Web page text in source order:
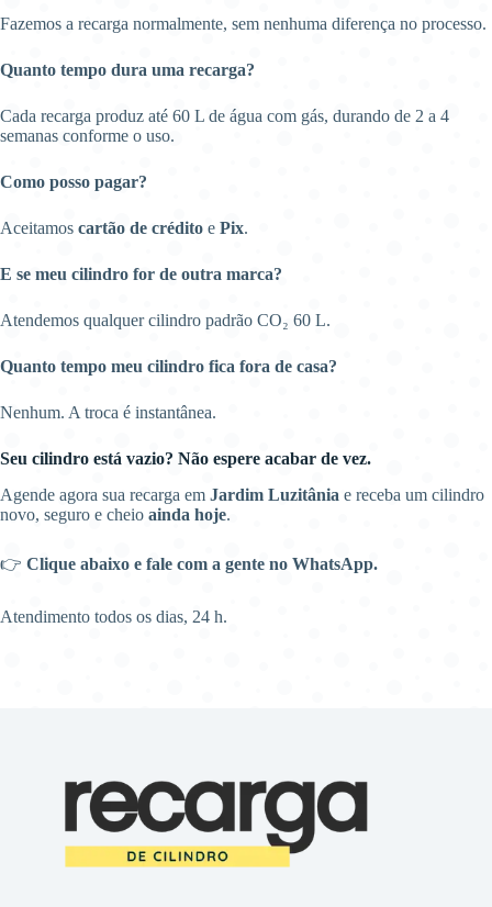
Fazemos a recarga normalmente, sem nenhuma diferença no processo.
Quanto tempo dura uma recarga?
Cada recarga produz até 60 L de água com gás, durando de 2 a 4
semanas conforme o uso.
Como posso pagar?
Aceitamos cartão de crédito e Pix.
E se meu cilindro for de outra marca?
Atendemos qualquer cilindro padrão CO₂ 60 L.
Quanto tempo meu cilindro fica fora de casa?
Nenhum. A troca é instantânea.
Seu cilindro está vazio? Não espere acabar de vez.
Agende agora sua recarga em Jardim Luzitânia e receba um cilindro
novo, seguro e cheio ainda hoje.
👉 Clique abaixo e fale com a gente no WhatsApp.
Atendimento todos os dias, 24 h.